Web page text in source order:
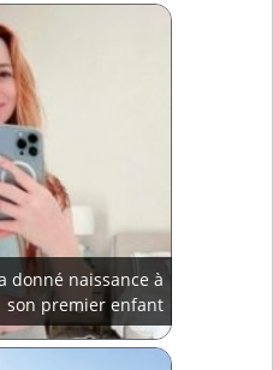
donné naissance à
son premier enfant